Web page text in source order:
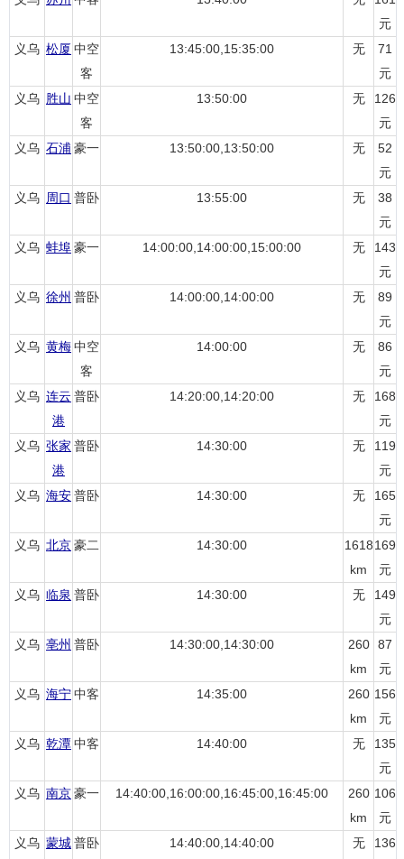
元
义乌 松厦 中空
客
13:45:00,15:35:00 无
71
元
义乌 胜山 中空
客
13:50:00 无
126
元
义乌 石浦 豪一 13:50:00,13:50:00 无
52
元
义乌 周口 普卧 13:55:00 无
38
元
义乌 蚌埠豪一 14:00:00,14:00:00,15:00:00 无
143
元
义乌 徐州 普卧 14:00:00,14:00:00 无
89
元
义乌 黄梅中空
客
14:00:00 无
86
元
义乌 连云
港
普卧 14:20:00,14:20:00 无
168
元
义乌 张家
港
普卧 14:30:00 无
119
元
义乌 海安普卧 14:30:00 无
165
元
义乌 北京豪二 14:30:00
1618
km
169
元
义乌 临泉 普卧 14:30:00 无
149
元
义乌 亳州 普卧 14:30:00,14:30:00
260
km
87
元
义乌 海宁中客 14:35:00
260
km
156
元
义乌 乾潭中客 14:40:00 无
135
元
义乌 南京豪一 14:40:00,16:00:00,16:45:00,16:45:00
260
km
106
元
义乌 蒙城普卧 14:40:00,14:40:00 无
136